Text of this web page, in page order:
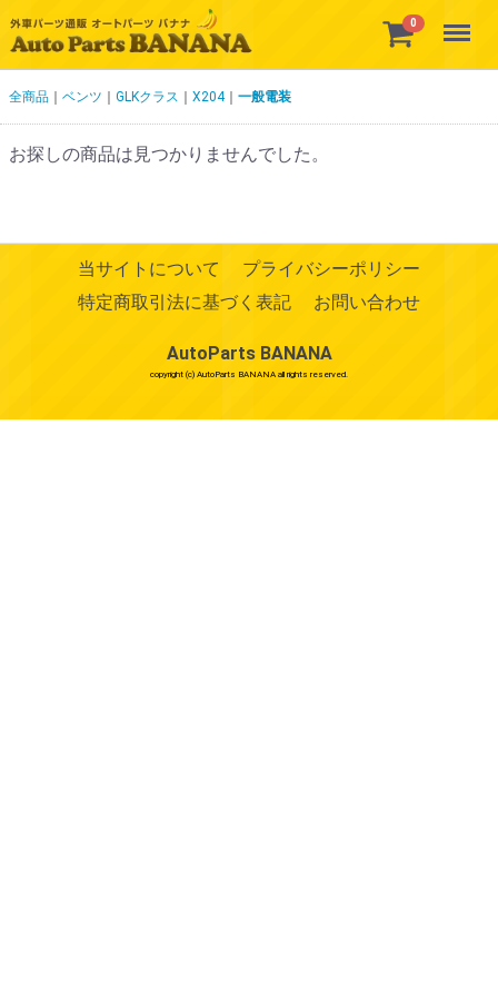
0 Menu
全商品 ベンツ GLKクラス X204 一般電装
お探しの商品は見つかりませんでした。
当サイトについて
プライバシーポリシー
特定商取引法に基づく表記
お問い合わせ
AutoParts BANANA
copyright (c) AutoParts BANANA all rights reserved.